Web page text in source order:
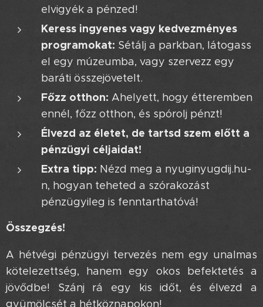
elvigyék a pénzed!
Keress ingyenes vagy kedvezményes
programokat: Sétálj a parkban, látogass
el egy múzeumba, vagy szervezz egy
baráti összejövetelt.
Főzz otthon: Ahelyett, hogy étteremben
ennél, főzz otthon, és spórolj pénzt!
Élvezd az életet, de tartsd szem előtt a
pénzügyi céljaidat!
Extra tipp: Nézd meg a nyuginyugdij.hu-
n, hogyan teheted a szórakozást
pénzügyileg is fenntarthatóvá! 😎
Összegzés!
A hétvégi pénzügyi tervezés nem egy unalmas
kötelezettség, hanem egy okos befektetés a
jövődbe! Szánj rá egy kis időt, és élvezd a
gyümölcsét a hétköznapokon! 😉